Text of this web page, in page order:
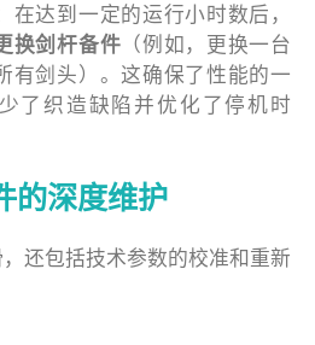
在达到一定的运行小时数后，
换剑杆备件 （例如，更换一台
有剑头）。这确保了性能的一
了织造缺陷并优化了停机时
的深度维护
还包括技术参数的校准和重新